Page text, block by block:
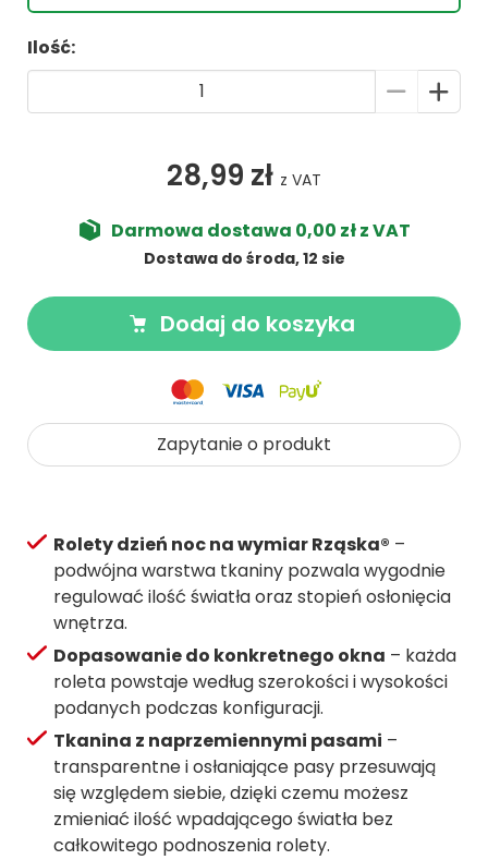
Ilość:
28,99 zł z VAT
Darmowa dostawa 0,00 zł z VAT
Dostawa do środa, 12 sie
Dodaj do koszyka
Zapytanie o produkt
Rolety dzień noc na wymiar Rząska® –
podwójna warstwa tkaniny pozwala wygodnie
regulować ilość światła oraz stopień osłonięcia
wnętrza.
Dopasowanie do konkretnego okna – każda
roleta powstaje według szerokości i wysokości
podanych podczas konfiguracji.
Tkanina z naprzemiennymi pasami –
transparentne i osłaniające pasy przesuwają
się względem siebie, dzięki czemu możesz
zmieniać ilość wpadającego światła bez
całkowitego podnoszenia rolety.